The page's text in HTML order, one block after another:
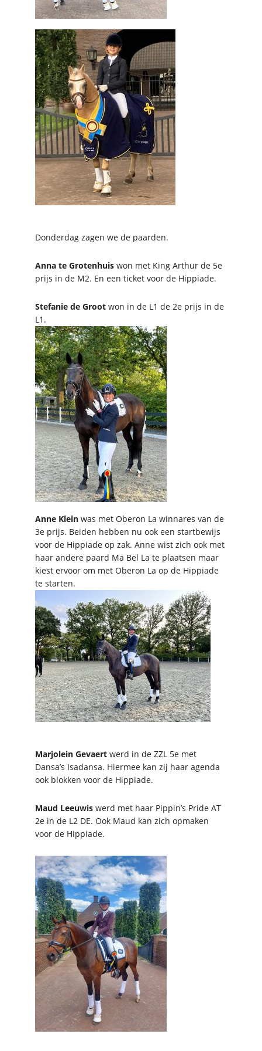
Donderdag zagen we de paarden.
Anna te Grotenhuis won met King Arthur de 5e
prijs in de M2. En een ticket voor de Hippiade.
Stefanie de Groot won in de L1 de 2e prijs in de
L1.
Anne Klein was met Oberon La winnares van de
3e prijs. Beiden hebben nu ook een startbewijs
voor de Hippiade op zak. Anne wist zich ook met
haar andere paard Ma Bel La te plaatsen maar
kiest ervoor om met Oberon La op de Hippiade
te starten.
Marjolein Gevaert werd in de ZZL 5e met
Dansa’s Isadansa. Hiermee kan zij haar agenda
ook blokken voor de Hippiade.
Maud Leeuwis werd met haar Pippin’s Pride AT
2e in de L2 DE. Ook Maud kan zich opmaken
voor de Hippiade.